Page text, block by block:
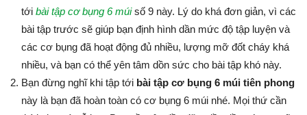
tới bài tập cơ bụng 6 múisố 9 này. Lý do khá đơn giản, vì các
bài tập trước sẽ giúp bạn định hình dần mức độ tập luyện và
các cơ bụng đã hoạt động đủ nhiều, lượng mỡ đốt cháy khá
nhiều, và bạn có thể yên tâm dồn sức cho bài tập khó này.
Bạn đừng nghĩ khi tập tới bài tập cơ bụng 6 múi tiên phong
này là bạn đã hoàn toàn có cơ bụng 6 múi nhé. Mọi thứ cần